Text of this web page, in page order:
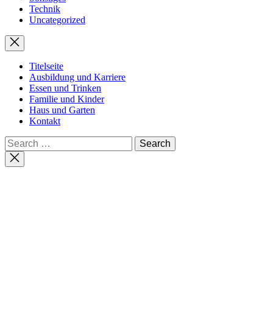
Technik
Uncategorized
Titelseite
Ausbildung und Karriere
Essen und Trinken
Familie und Kinder
Haus und Garten
Kontakt
Search
for:
Close
search